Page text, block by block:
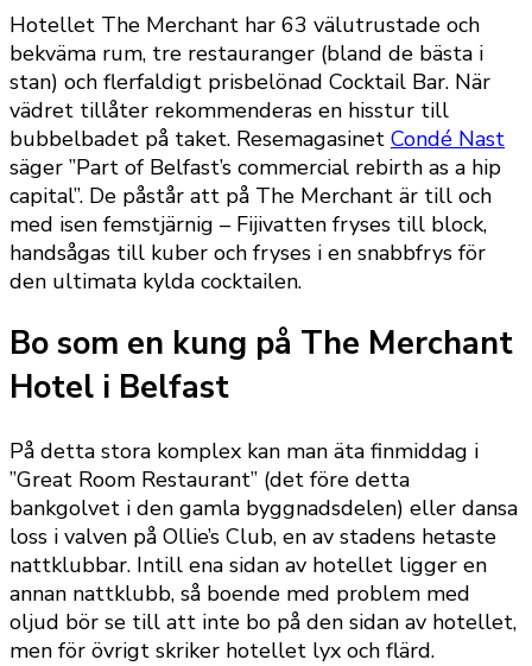
Hotellet The Merchant har 63 välutrustade och
bekväma rum, tre restauranger (bland de bästa i
stan) och flerfaldigt prisbelönad Cocktail Bar. När
vädret tillåter rekommenderas en hisstur till
bubbelbadet på taket. Resemagasinet Condé Nast
säger ”Part of Belfast’s commercial rebirth as a hip
capital”. De påstår att på The Merchant är till och
med isen femstjärnig – Fijivatten fryses till block,
handsågas till kuber och fryses i en snabbfrys för
den ultimata kylda cocktailen.
Bo som en kung på The Merchant
Hotel i Belfast
På detta stora komplex kan man äta finmiddag i
”Great Room Restaurant” (det före detta
bankgolvet i den gamla byggnadsdelen) eller dansa
loss i valven på Ollie’s Club, en av stadens hetaste
nattklubbar. Intill ena sidan av hotellet ligger en
annan nattklubb, så boende med problem med
oljud bör se till att inte bo på den sidan av hotellet,
men för övrigt skriker hotellet lyx och flärd.